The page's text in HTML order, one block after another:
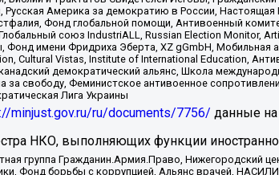
Америка за демократию в России, Настоящая
Фонд глобальной помощи, Антивоенный
союз IndustriALL, Russian Election Monitor,
Фонд имени Фридриха Эберта, XZ gGmbH,
Cultural Vistas, Institute of International Education,
демократический альянс, Школа
за свободу, Феминистское антивоенное
Лига Украины
minjust.gov.ru/ru/documents/7756/ данные на
НКО, выполняющих функции
группа Гражданин.Армия.Право, Нижегородский
Фонд борьбы с коррупцией, Альянс врачей,